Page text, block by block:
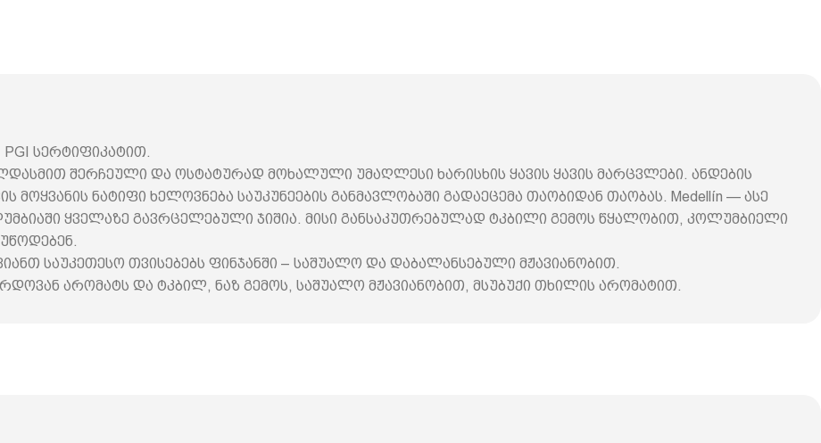
სერტიფიკატით.
შერჩეული და ოსტატურად მოხალული უმაღლესი ხარისხის ყავის ყავის მარცვლები. ანდების
ნატიფი ხელოვნება საუკუნეების განმავლობაში გადაეცემა თაობიდან თაობას. Medellín — ასე
ყველაზე გავრცელებული ჯიშია. მისი განსაკუთრებულად ტკბილი გემოს წყალობით, კოლუმბიელი
უწოდებენ.
საუკეთესო თვისებებს ფინჯანში – საშუალო და დაბალანსებული მჟავიანობით.
არომატს და ტკბილ, ნაზ გემოს, საშუალო მჟავიანობით, მსუბუქი თხილის არომატით.